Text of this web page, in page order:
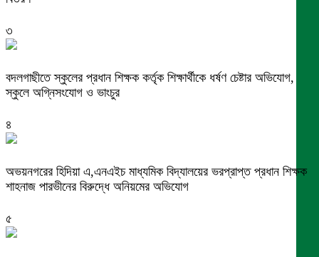
৩
বদলগাছীতে স্কুলের প্রধান শিক্ষক কর্তৃক শিক্ষার্থীকে ধর্ষণ চেষ্টার অভিযোগ,
স্কুলে অগ্নিসংযোগ ও ভাংচুর
৪
অভয়নগরের হিদিয়া এ,এনএইচ মাধ্যমিক বিদ্যালয়ের ভরপ্রাপ্ত প্রধান শিক্ষক
শাহনাজ পারভীনের বিরুদ্ধে অনিয়মের অভিযোগ
৫